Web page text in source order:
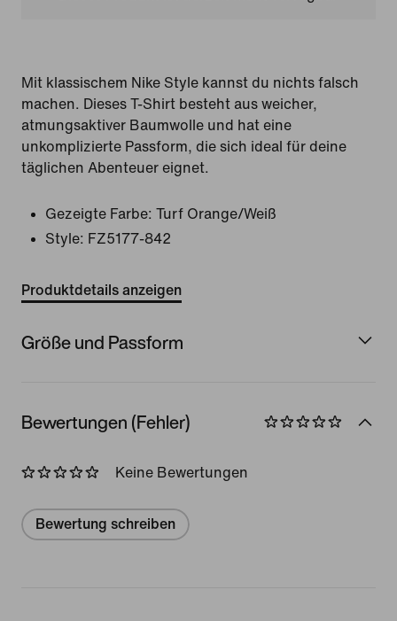
Mit klassischem Nike Style kannst du nichts falsch
machen. Dieses T-Shirt besteht aus weicher,
atmungsaktiver Baumwolle und hat eine
unkomplizierte Passform, die sich ideal für deine
täglichen Abenteuer eignet.
Gezeigte Farbe: Turf Orange/Weiß
Style: FZ5177-842
Produktdetails anzeigen
Größe und Passform
Bewertungen (Fehler)
Keine Bewertungen
Bewertung schreiben